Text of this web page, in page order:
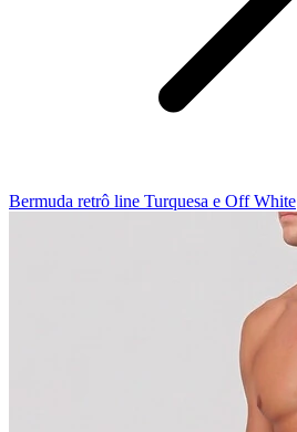
Bermuda retrô line Turquesa e Off White